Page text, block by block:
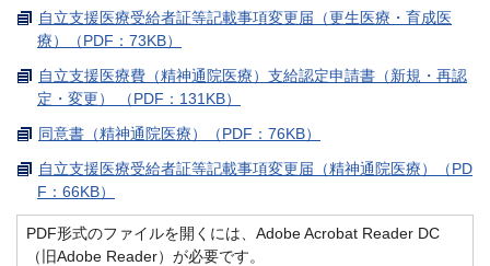
自立支援医療受給者証等記載事項変更届（更生医療・育成医
療）（PDF：73KB）
自立支援医療費（精神通院医療）支給認定申請書（新規・再認
定・変更） （PDF：131KB）
同意書（精神通院医療）（PDF：76KB）
自立支援医療受給者証等記載事項変更届（精神通院医療）（PD
F：66KB）
PDF形式のファイルを開くには、Adobe Acrobat Reader DC
（旧Adobe Reader）が必要です。